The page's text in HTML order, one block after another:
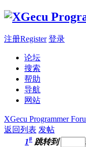
注册Register 登录
论坛
搜索
帮助
导航
网站
XGecu Programmer
返回列表 发帖
1# 跳转到